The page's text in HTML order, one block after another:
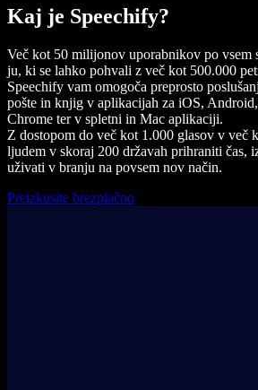
Kaj je Speechify?
Več kot 50 milijonov uporabnikov po vsem
ju, ki se lahko pohvali z več kot 500.000
Speechify vam omogoča preprosto
pošte in knjig v aplikacijah za iOS,
Chrome ter v spletni in Mac aplikaciji.
Z dostopom do več kot 1.000 glasov v več
ljudem v skoraj 200 državah prihraniti čas,
uživati v branju na povsem nov način.
Preizkusite brezplačno